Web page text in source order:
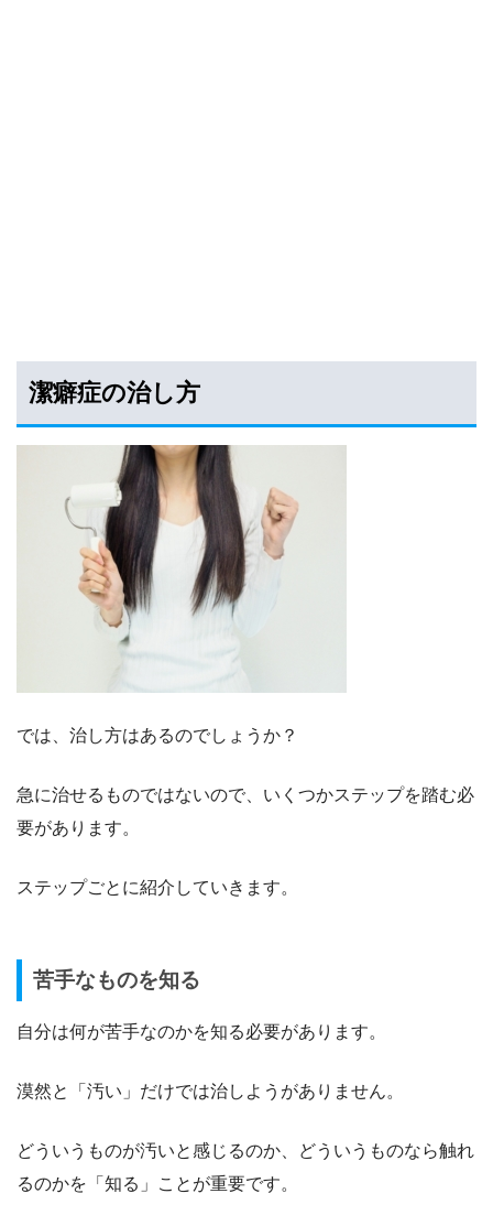
潔癖症の治し方
では、治し方はあるのでしょうか？
急に治せるものではないので、いくつかステップを踏む必
要があります。
ステップごとに紹介していきます。
苦手なものを知る
自分は何が苦手なのかを知る必要があります。
漠然と「汚い」だけでは治しようがありません。
どういうものが汚いと感じるのか、どういうものなら触れ
るのかを「知る」ことが重要です。